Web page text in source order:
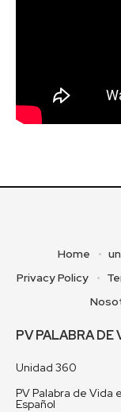
Home
Privacy Policy
PV PALABRA DE
Unidad 360
PV Palabra de Vida
Español